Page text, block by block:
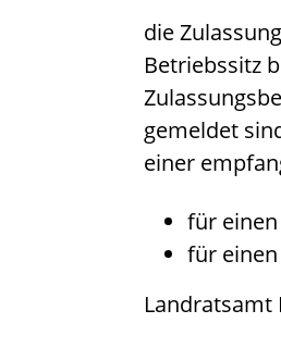
die
Betriebssitz
gemeldet
einer
für
für
Landratsamt